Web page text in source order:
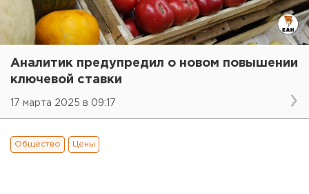
Аналитик предупредил о новом повышении
ключевой ставки
17 марта 2025 в 09:17
Общество Цены